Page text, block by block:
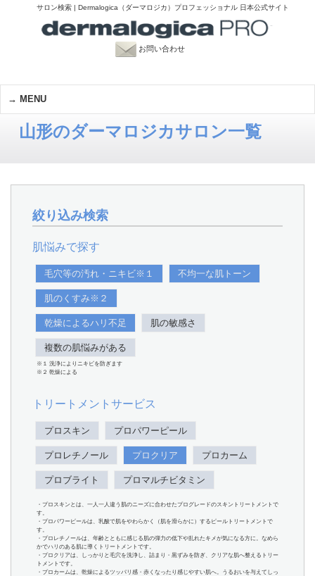
サロン検索 | Dermalogica（ダーマロジカ）プロフェッショナル 日本公式サイト
お問い合わせ
MENU
山形のダーマロジカサロン一覧
絞り込み検索
肌悩みで探す
毛穴等の汚れ・ニキビ※１ 不均一な肌トーン
肌のくすみ※２
乾燥によるハリ不足 肌の敏感さ
複数の肌悩みがある
※１ 洗浄によりニキビを防ぎます
※２ 乾燥による
トリートメントサービス
プロスキン プロパワーピール
プロレチノール プロクリア プロカーム
プロブライト プロマルチビタミン
・プロスキンとは、一人一人違う肌のニーズに合わせたプログレードのスキントリートメントで
す。
・プロパワーピールは、乳酸で肌をやわらかく（肌を滑らかに）するピールトリートメントで
す。
・プロレチノールは、年齢とともに感じる肌の弾力の低下や乱れたキメが気になる方に。なめら
かでハリのある肌に導くトリートメントです。
・プロクリアは、しっかりと毛穴を洗浄し、詰まり・黒ずみを防ぎ、クリアな肌へ整えるトリー
トメントです。
・プロカームは、乾燥によるツッパリ感・赤くなったり感じやすい肌へ。うるおいを与えてしっ